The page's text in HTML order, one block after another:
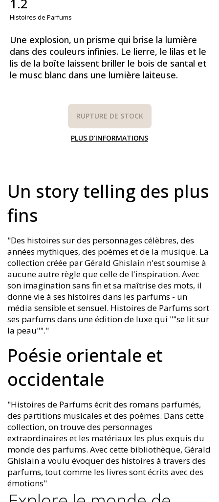
Histoires de Parfums
Une explosion, un prisme qui brise la lumière
dans des couleurs infinies. Le lierre, le lilas et le
lis de la boîte laissent briller le bois de santal et
le musc blanc dans une lumière laiteuse.
RUPTURE DE STOCK
PLUS D'INFORMATIONS
Un story telling des plus
fins
"Des histoires sur des personnages célèbres, des
années mythiques, des poèmes et de la musique. La
collection créée par Gérald Ghislain n'est soumise à
aucune autre règle que celle de l'inspiration. Avec
son imagination sans fin et sa maîtrise des mots, il
donne vie à ses histoires dans les parfums - un
média sensible et sensuel. Histoires de Parfums sort
ses parfums dans une édition de luxe qui ""se lit sur
la peau""."
Poésie orientale et
occidentale
"Histoires de Parfums écrit des romans parfumés,
des partitions musicales et des poèmes. Dans cette
collection, on trouve des personnages
extraordinaires et les matériaux les plus exquis du
monde des parfums. Avec cette bibliothèque, Gérald
Ghislain a voulu évoquer des histoires à travers des
parfums, tout comme les livres sont écrits avec des
émotions"